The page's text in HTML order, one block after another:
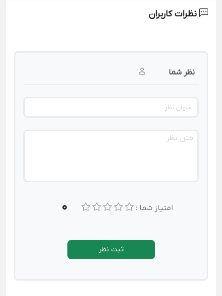
نظرات کاربران
نظر شما
امتیاز شما : 0
ثبت نظر